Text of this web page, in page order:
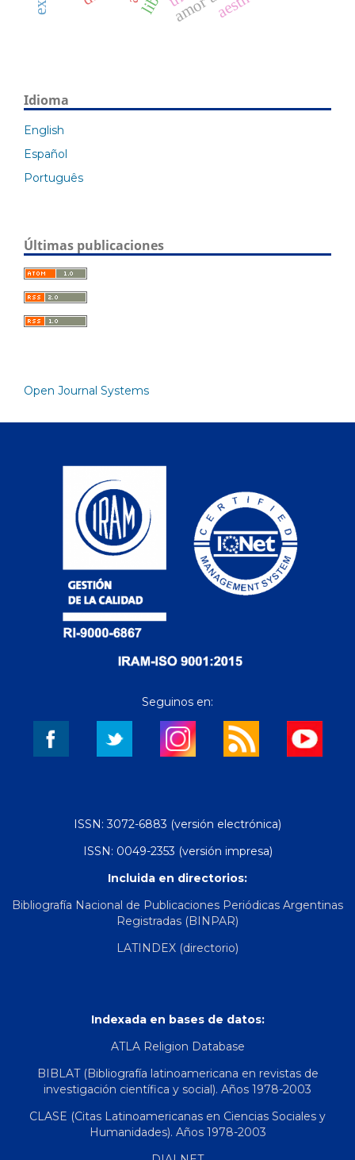
Idioma
English
Español
Português
Últimas publicaciones
Open Journal Systems
Seguinos en:
ISSN: 3072-6883 (versión electrónica)
ISSN: 0049-2353 (versión impresa)
Incluida en directorios:
Bibliografía Nacional de Publicaciones Periódicas Argentinas
Registradas (BINPAR)
LATINDEX (directorio)
Indexada en bases de datos:
ATLA Religion Database
BIBLAT (Bibliografía latinoamericana en revistas de
investigación científica y social). Años 1978-2003
CLASE (Citas Latinoamericanas en Ciencias Sociales y
Humanidades). Años 1978-2003